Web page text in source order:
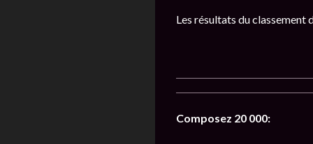
Les résultats du classement
Composez 20 000: